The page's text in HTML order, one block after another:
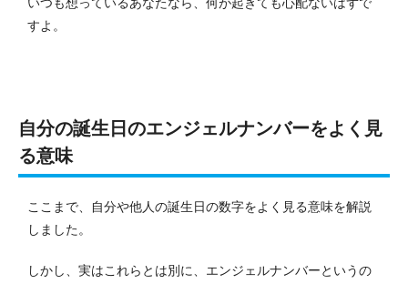
すよ。
自分の誕生日のエンジェルナンバーをよく見
る意味
ここまで、自分や他人の誕生日の数字をよく見る意味を解説
しました。
しかし、実はこれらとは別に、エンジェルナンバーというの